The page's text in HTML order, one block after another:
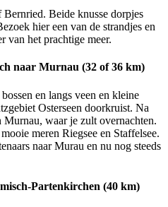
Beide knusse dorpjes
hier een van de strandjes en
van het prachtige meer.
naar Murnau (32 of 36 km)
en langs veen en kleine
Osterseen doorkruist. Na
waar je zult overnachten.
meren Riegsee en Staffelsee.
naar Murau en nu nog steeds
Partenkirchen (40 km)